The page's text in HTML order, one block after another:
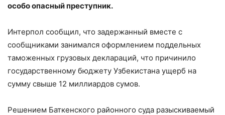
особо опасный преступник.
Интерпол сообщил, что задержанный вместе с
сообщниками занимался оформлением поддельных
таможенных грузовых деклараций, что причинило
государственному бюджету Узбекистана ущерб на
сумму свыше 12 миллиардов сумов.
Решением Баткенского районного суда разыскиваемый